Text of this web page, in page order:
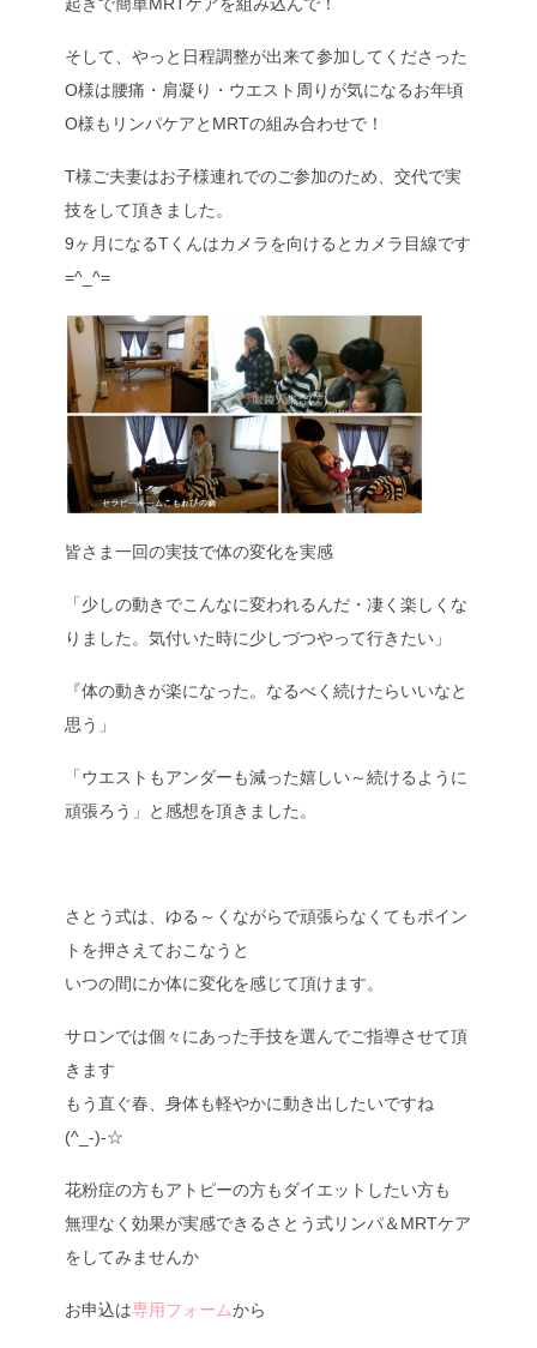
そして、やっと日程調整が出来て参加してくださった
O様は腰痛・肩凝り・ウエスト周りが気になるお年頃
O様もリンパケアとMRTの組み合わせで！
T様ご夫妻はお子様連れでのご参加のため、交代で実
技をして頂きました。
9ヶ月になるTくんはカメラを向けるとカメラ目線です
=^_^=
皆さま一回の実技で体の変化を実感
「少しの動きでこんなに変われるんだ・凄く楽しくな
りました。気付いた時に少しづつやって行きたい」
『体の動きが楽になった。なるべく続けたらいいなと
思う」
「ウエストもアンダーも減った嬉しい～続けるように
頑張ろう」と感想を頂きました。
さとう式は、ゆる～くながらで頑張らなくてもポイン
トを押さえておこなうと
いつの間にか体に変化を感じて頂けます。
サロンでは個々にあった手技を選んでご指導させて頂
きます
もう直ぐ春、身体も軽やかに動き出したいですね
(^_-)-☆
花粉症の方もアトピーの方もダイエットしたい方も
無理なく効果が実感できるさとう式リンパ＆MRTケア
をしてみませんか
お申込は専用フォームから